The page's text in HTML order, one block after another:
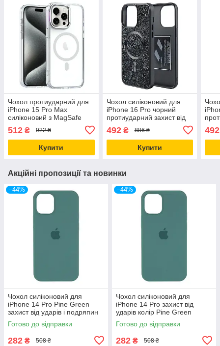
Чохол протиударний для
iPhone 15 Pro Max
силіконовий з MagSafe
подряпин
512 ₴ 922 ₴
Купити
Чохол силіконовий для
iPhone 16 Pro чорний
протиударний захист від
MagSafe
492₴ 886 ₴
Купити
492
Акційні пропозиції та новинки
–44%
Чохол силіконовий для
iPhone 14 Pro Pine Green
захист від ударів і подряпин
повнорозмірний
Готово до відправки
282 ₴ 508 ₴
–44%
Чохол силіконовий для
iPhone 14 Pro захист від
ударів колір Pine Green
Готово до відправки
282 ₴ 508 ₴